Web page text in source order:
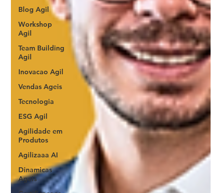
Blog Agil
Workshop
Agil
Team Building
Agil
Inovacao Agil
Vendas Ageis
Tecnologia
ESG Agil
Agilidade em
Produtos
Agilizaaa AI
Dinamicas
Ageis